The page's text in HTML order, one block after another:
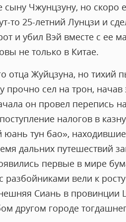
сыну Чжунцзуну, но скоро
то 25-летний Лунцзи и
и убил Вэй вместе с ее
не только в Китае.
отца Жуйцзуна, но тихий
сел на трон, начав
он провел перепись
налогов в
тун бао»,
дальних путешествий
первые в мире
вели к
Сиань в провинции
другом городе